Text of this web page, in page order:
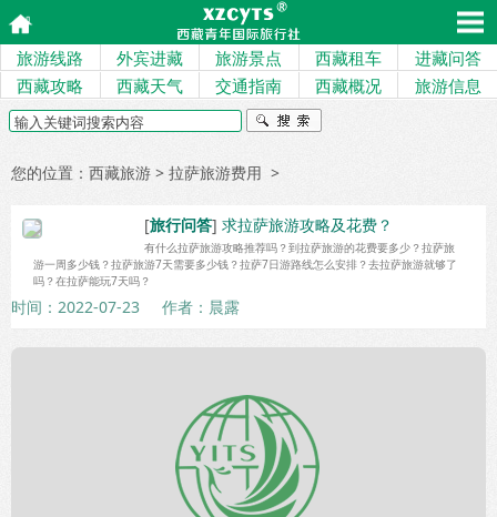
旅游线路 外宾进藏 旅游景点 西藏租车
进藏问答
西藏攻略
西藏天气 交通指南 西藏概况 旅游信息
您的位置： 西藏旅游 > 拉萨旅游费用 >
[旅行问答] 求拉萨旅游攻略及花费？
有什么拉萨旅游攻略推荐吗？到拉萨旅游的花费要多少？拉萨旅
游一周多少钱？拉萨旅游7天需要多少钱？拉萨7日游路线怎么安排？去拉萨旅游就够了
吗？在拉萨能玩7天吗？
时间：2022-07-23 作者：晨露